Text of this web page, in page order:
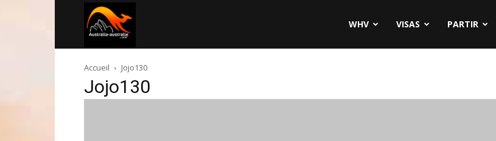
australie.com
WHV VISAS PARTIR
Accueil Jojo130
Jojo130